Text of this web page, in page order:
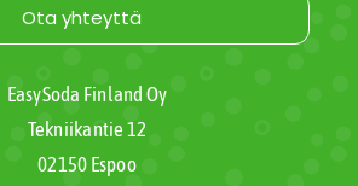
Ota yhteyttä
EasySoda Finland Oy
Tekniikantie 12
02150 Espoo